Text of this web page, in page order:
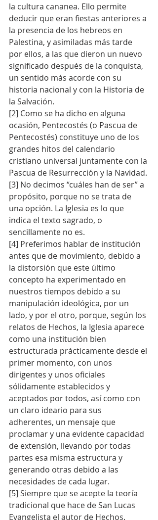
la cultura cananea. Ello permite
deducir que eran fiestas anteriores a
la presencia de los hebreos en
Palestina, y asimiladas más tarde
por ellos, a las que dieron un nuevo
significado después de la conquista,
un sentido más acorde con su
historia nacional y con la Historia de
la Salvación.
[2] Como se ha dicho en alguna
ocasión, Pentecostés (o Pascua de
Pentecostés) constituye uno de los
grandes hitos del calendario
cristiano universal juntamente con la
Pascua de Resurrección y la Navidad.
[3] No decimos “cuáles han de ser” a
propósito, porque no se trata de
una opción. La Iglesia es lo que
indica el texto sagrado, o
sencillamente no es.
[4] Preferimos hablar de institución
antes que de movimiento, debido a
la distorsión que este último
concepto ha experimentado en
nuestros tiempos debido a su
manipulación ideológica, por un
lado, y por el otro, porque, según los
relatos de Hechos, la Iglesia aparece
como una institución bien
estructurada prácticamente desde el
primer momento, con unos
dirigentes y unos oficiales
sólidamente establecidos y
aceptados por todos, así como con
un claro ideario para sus
adherentes, un mensaje que
proclamar y una evidente capacidad
de extensión, llevando por todas
partes esa misma estructura y
generando otras debido a las
necesidades de cada lugar.
[5] Siempre que se acepte la teoría
tradicional que hace de San Lucas
Evangelista el autor de Hechos.